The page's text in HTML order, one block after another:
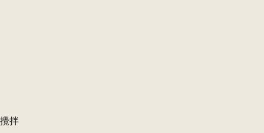
攪拌